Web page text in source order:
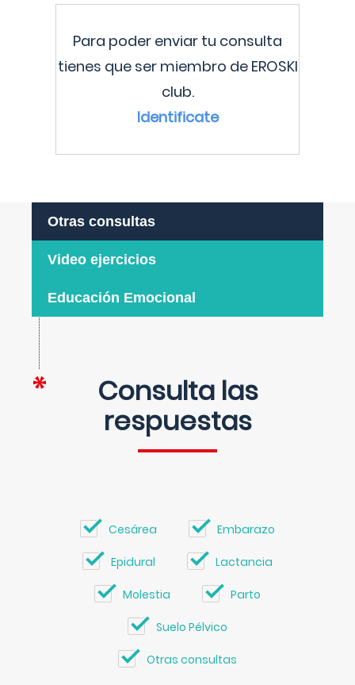
Para poder enviar tu consulta
tienes que ser miembro de EROSKI
club.
Identificate
Otras consultas
Video ejercicios
Educación Emocional
Consulta las
respuestas
Cesárea Embarazo
Epidural Lactancia
Molestia Parto
Suelo Pélvico
Otras consultas